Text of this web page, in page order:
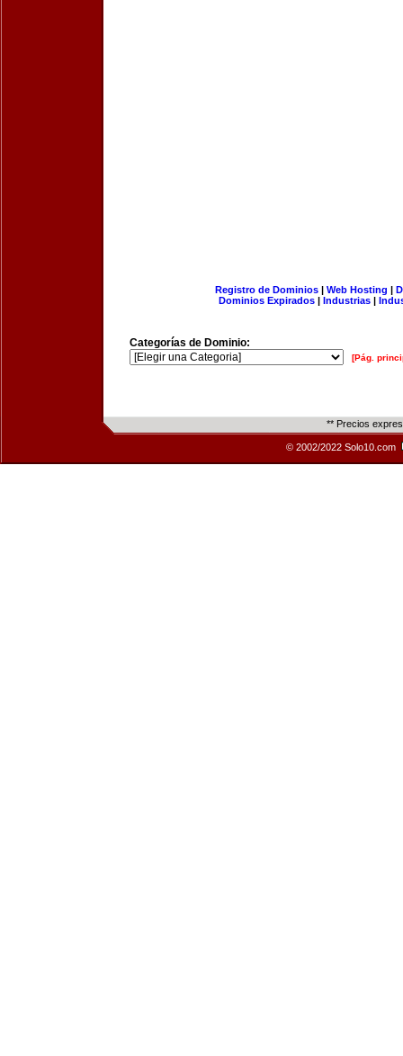
Registro de Dominios| Web Hosting |
Dominios Expirados | Industrias |
Categorías de Dominio:
[Pág.
** Precios
© 2002/2022 Solo10.com